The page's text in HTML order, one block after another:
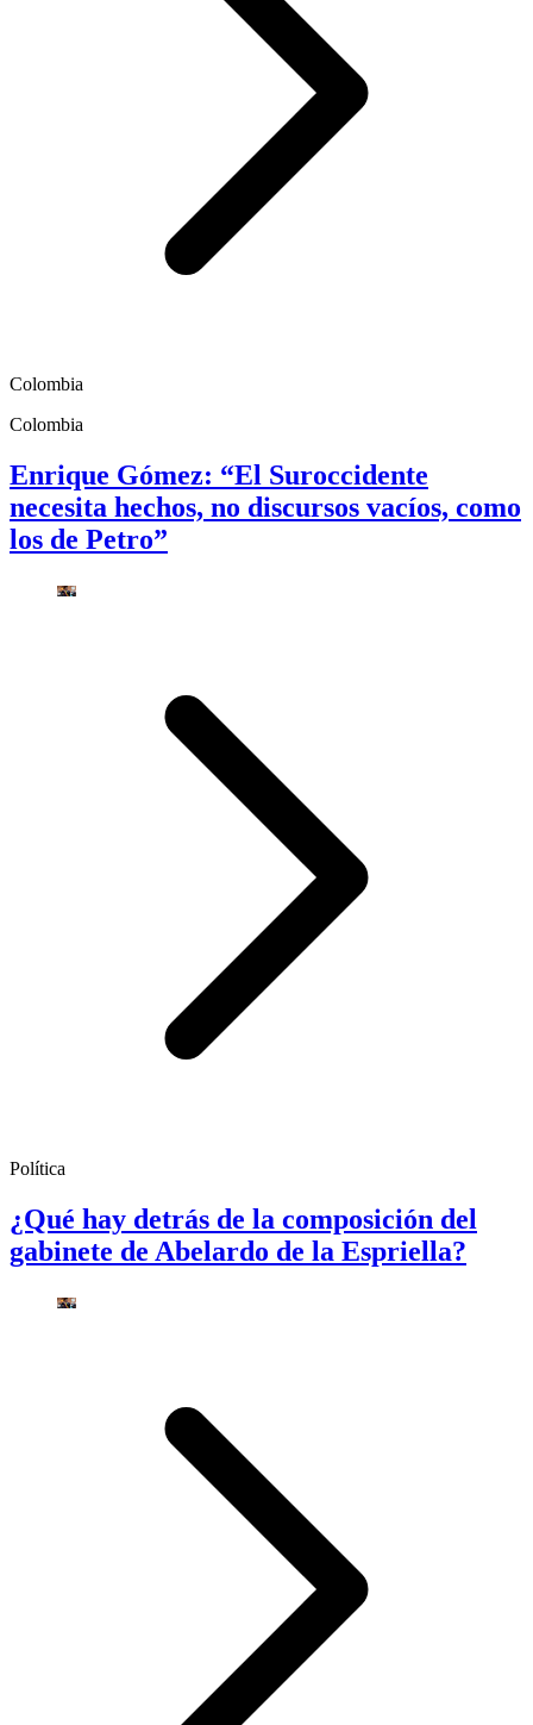
Colombia
Colombia
Enrique Gómez: “El Suroccidente
necesita hechos, no discursos vacíos, como
los de Petro”
Política
¿Qué hay detrás de la composición del
gabinete de Abelardo de la Espriella?